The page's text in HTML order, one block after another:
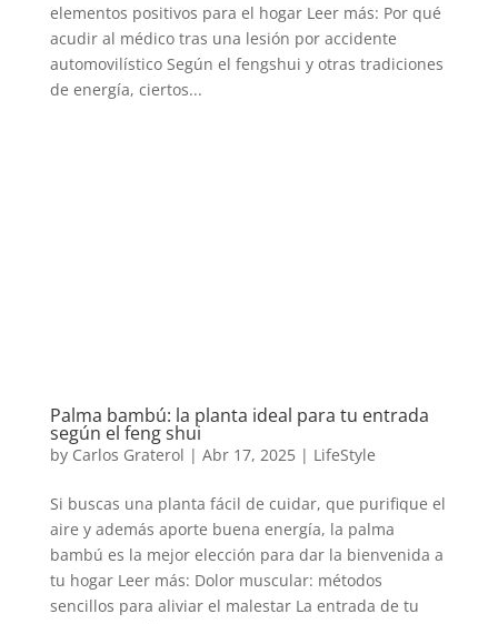
elementos positivos para el hogar Leer más: Por qué
acudir al médico tras una lesión por accidente
automovilístico Según el fengshui y otras tradiciones
de energía, ciertos...
Palma bambú: la planta ideal para tu entrada
según el feng shui
by Carlos Graterol | Abr 17, 2025| LifeStyle
Si buscas una planta fácil de cuidar, que purifique el
aire y además aporte buena energía, la palma
bambú es la mejor elección para dar la bienvenida a
tu hogar Leer más: Dolor muscular: métodos
sencillos para aliviar el malestar La entrada de tu